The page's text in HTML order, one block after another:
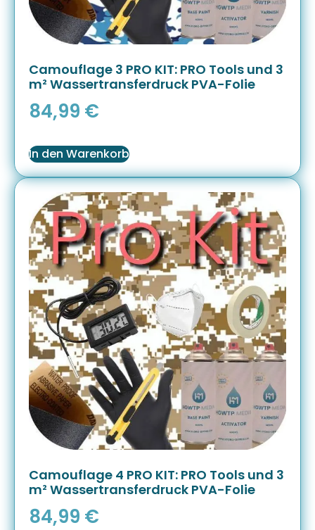
Camouflage 3 PRO KIT: PRO Tools und 3
m² Wassertransferdruck PVA-Folie
84,99 €
In den Warenkorb
Camouflage 4 PRO KIT: PRO Tools und 3
m² Wassertransferdruck PVA-Folie
84,99 €